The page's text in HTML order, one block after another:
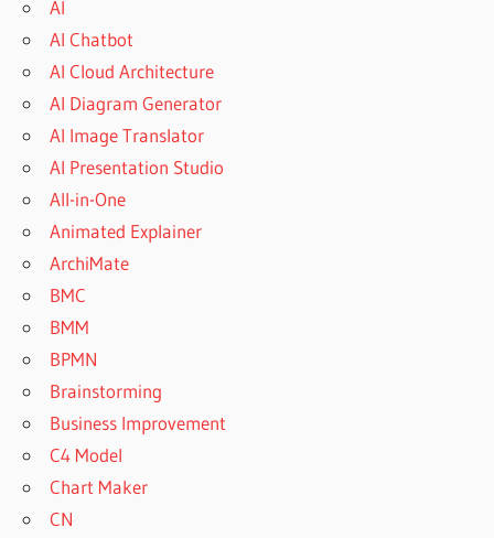
AI
AI Chatbot
AI Cloud Architecture
AI Diagram Generator
AI Image Translator
AI Presentation Studio
All-in-One
Animated Explainer
ArchiMate
BMC
BMM
BPMN
Brainstorming
Business Improvement
C4 Model
Chart Maker
CN